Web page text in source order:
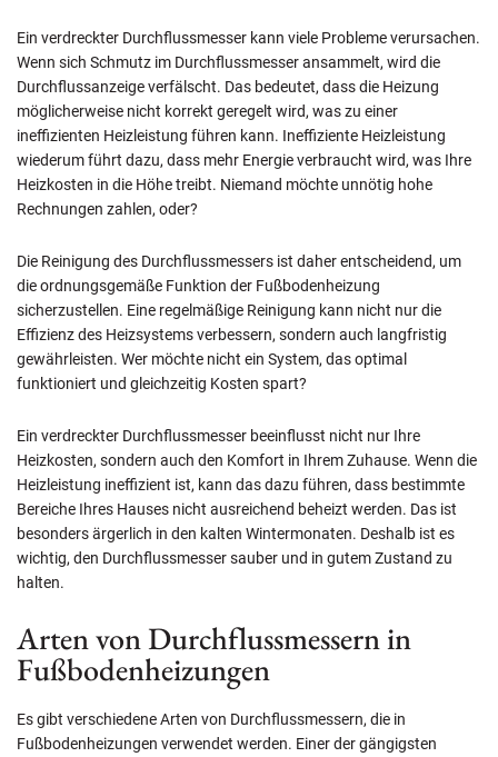
Ein verdreckter Durchflussmesser kann viele Probleme verursachen.
Wenn sich Schmutz im Durchflussmesser ansammelt, wird die
Durchflussanzeige verfälscht. Das bedeutet, dass die Heizung
möglicherweise nicht korrekt geregelt wird, was zu einer
ineffizienten Heizleistung führen kann. Ineffiziente Heizleistung
wiederum führt dazu, dass mehr Energie verbraucht wird, was Ihre
Heizkosten in die Höhe treibt. Niemand möchte unnötig hohe
Rechnungen zahlen, oder?
Die Reinigung des Durchflussmessers ist daher entscheidend, um
die ordnungsgemäße Funktion der Fußbodenheizung
sicherzustellen. Eine regelmäßige Reinigung kann nicht nur die
Effizienz des Heizsystems verbessern, sondern auch langfristig
gewährleisten. Wer möchte nicht ein System, das optimal
funktioniert und gleichzeitig Kosten spart?
Ein verdreckter Durchflussmesser beeinflusst nicht nur Ihre
Heizkosten, sondern auch den Komfort in Ihrem Zuhause. Wenn die
Heizleistung ineffizient ist, kann das dazu führen, dass bestimmte
Bereiche Ihres Hauses nicht ausreichend beheizt werden. Das ist
besonders ärgerlich in den kalten Wintermonaten. Deshalb ist es
wichtig, den Durchflussmesser sauber und in gutem Zustand zu
halten.
Arten von Durchflussmessern in
Fußbodenheizungen
Es gibt verschiedene Arten von Durchflussmessern, die in
Fußbodenheizungen verwendet werden. Einer der gängigsten